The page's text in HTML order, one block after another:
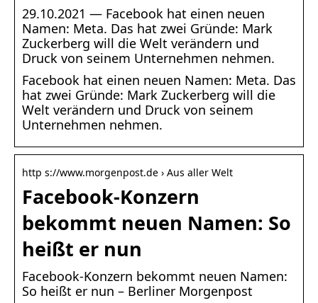
29.10.2021 — Facebook hat einen neuen
Namen: Meta. Das hat zwei Gründe: Mark
Zuckerberg will die Welt verändern und
Druck von seinem Unternehmen nehmen.
Facebook hat einen neuen Namen: Meta. Das
hat zwei Gründe: Mark Zuckerberg will die
Welt verändern und Druck von seinem
Unternehmen nehmen.
http s://www.morgenpost.de › Aus aller Welt
Facebook-Konzern
bekommt neuen Namen: So
heißt er nun
Facebook-Konzern bekommt neuen Namen:
So heißt er nun – Berliner Morgenpost